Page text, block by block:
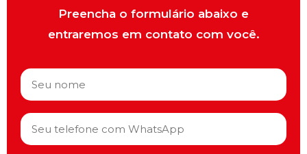
Preencha o formulário abaixo e
entraremos em contato com você.